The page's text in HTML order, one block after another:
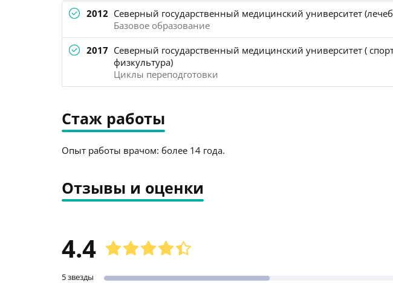
2012 Северный государственный медицинский университет
Базовое образование
2017 Северный государственный медицинский университет (
физкультура)
Циклы переподготовки
Стаж работы
Опыт работы врачом: более 14 года.
Отзывы и оценки
4.4
5 звезды